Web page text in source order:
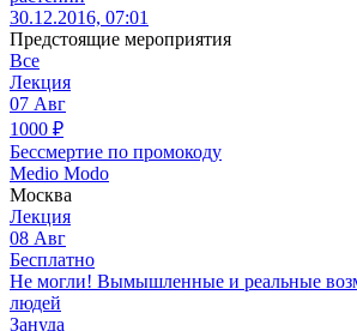
30.12.2016, 07:01
Предстоящие мероприятия
Все
Лекция
07 Авг
1000 ₽
Бессмертие по промокоду
Medio Modo
Москва
Лекция
08 Авг
Бесплатно
Не могли! Вымышленные и реальные
людей
Зануда